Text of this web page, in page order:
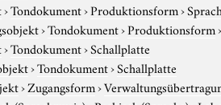
›Tondokument›Produktionsform›
›Tondokument›Produktionsform
›Tondokument›Schallplatte
›Tondokument›Schallplatte
›Zugangsform›